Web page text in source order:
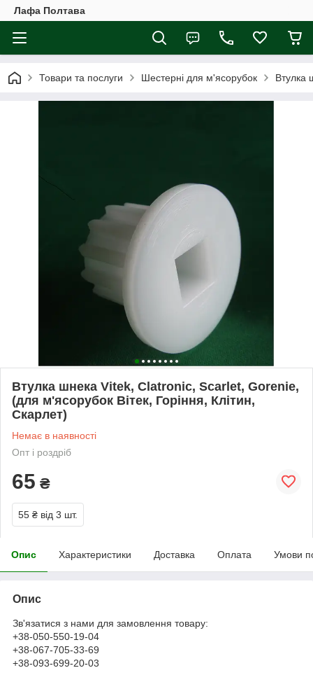
Лафа Полтава
Товари та послуги Шестерні для м'ясорубок Втулка
Втулка шнека Vitek, Clatronic, Scarlet, Gorenie,
(для м'ясорубок Вітек, Горіння, Клітин,
Скарлет)
Немає в наявності
Опт і роздріб
65 ₴
55 ₴ від 3 шт.
Опис Характеристики Доставка Оплата Умови
Опис
Зв'язатися з нами для замовлення товару:
+38-050-550-19-04
+38-067-705-33-69
+38-093-699-20-03